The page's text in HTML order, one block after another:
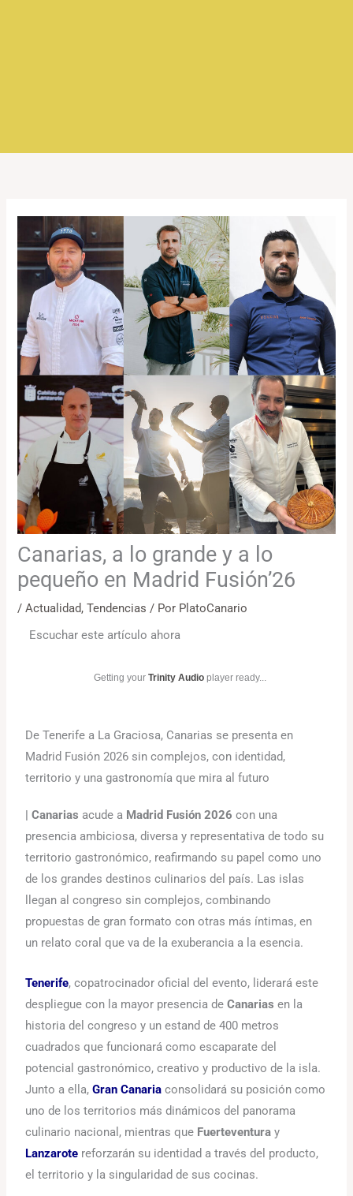
Canarias, a lo grande y a lo
pequeño en Madrid Fusión’26
/Actualidad,Tendencias / Por PlatoCanario
Escuchar este artículo ahora
Getting yourTrinity Audio player ready...
De Tenerife a La Graciosa, Canarias se presenta en
Madrid Fusión 2026 sin complejos, con identidad,
territorio y una gastronomía que mira al futuro
| Canarias acude a Madrid Fusión 2026 con una
presencia ambiciosa, diversa y representativa de todo su
territorio gastronómico, reafirmando su papel como uno
de los grandes destinos culinarios del país. Las islas
llegan al congreso sin complejos, combinando
propuestas de gran formato con otras más íntimas, en
un relato coral que va de la exuberancia a la esencia.
Tenerife, copatrocinador oficial del evento, liderará este
despliegue con la mayor presencia deCanarias en la
historia del congreso y un estand de 400 metros
cuadrados que funcionará como escaparate del
potencial gastronómico, creativo y productivo de la isla.
Junto a ella,Gran Canaria consolidará su posición como
uno de los territorios más dinámicos del panorama
culinario nacional, mientras que Fuerteventura y
Lanzarote reforzarán su identidad a través del producto,
el territorio y la singularidad de sus cocinas.